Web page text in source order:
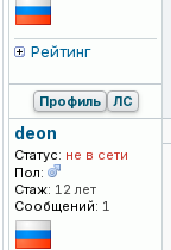
Рейтинг
Профиль ЛС
deon
Статус: не в сети
Пол:
Стаж: 12 лет
Сообщений: 1